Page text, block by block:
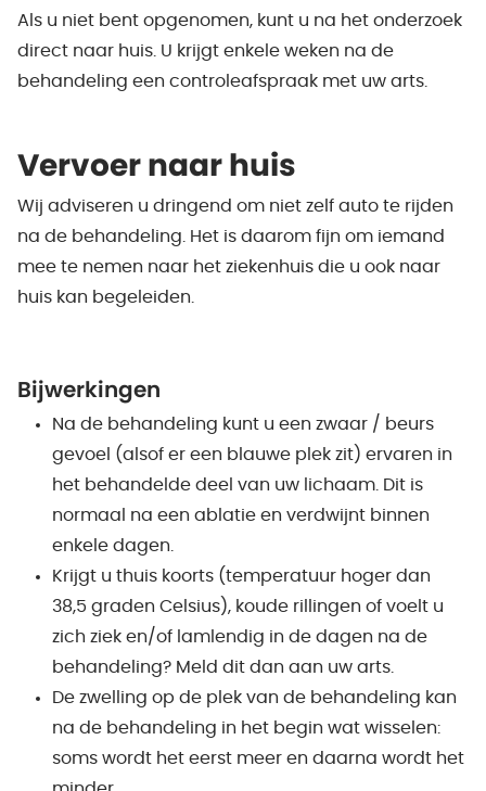
Als u niet bent opgenomen, kunt u na het onderzoek
direct naar huis. U krijgt enkele weken na de
behandeling een controleafspraak met uw arts.
Vervoer naar huis
Wij adviseren u dringend om niet zelf auto te rijden
na de behandeling. Het is daarom fijn om iemand
mee te nemen naar het ziekenhuis die u ook naar
huis kan begeleiden.
Bijwerkingen
Na de behandeling kunt u een zwaar / beurs
gevoel (alsof er een blauwe plek zit) ervaren in
het behandelde deel van uw lichaam. Dit is
normaal na een ablatie en verdwijnt binnen
enkele dagen.
Krijgt u thuis koorts (temperatuur hoger dan
38,5 graden Celsius), koude rillingen of voelt u
zich ziek en/of lamlendig in de dagen na de
behandeling? Meld dit dan aan uw arts.
De zwelling op de plek van de behandeling kan
na de behandeling in het begin wat wisselen:
soms wordt het eerst meer en daarna wordt het